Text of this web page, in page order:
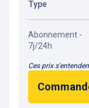
Type
Abonnement -
7j/24h
Ces prix